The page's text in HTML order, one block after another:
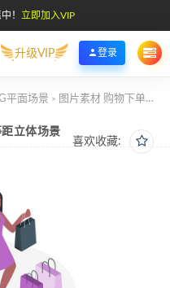
！ 立即加入VIP
升级VIP 登录
平面场景 > 图片素材 购物下单付款购买成功等距立体场景
喜欢收藏:
立体场景